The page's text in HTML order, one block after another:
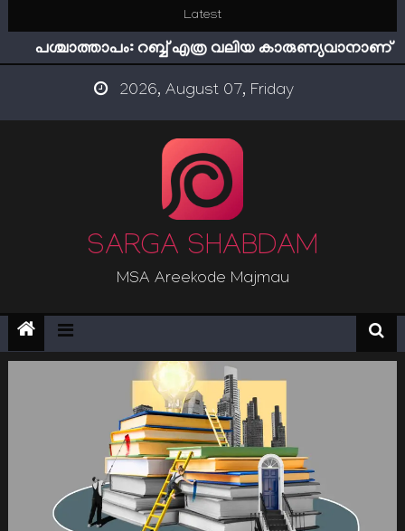
content
Latest
ഇമാം നവവി: അനന്തമായ നാൽപതാണ്ടുകൾ
പശ്ചാത്താപം: റബ്ബ് എത്ര വലിയ കാരുണ്യവാനാണ്
ഇന്ന് നേടിയാൽ ഇരട്ടി നേടാം
സൂക്ഷിക്കുക! കുറ്റകൃത്യങ്ങളാണിന്ന് ട്രെന്‍ഡ്
ഇമാം നവവി: അനന്തമായ നാൽപതാണ്ടുകൾ
2026, August 07, Friday
SARGA SHABDAM
MSA Areekode Majmau